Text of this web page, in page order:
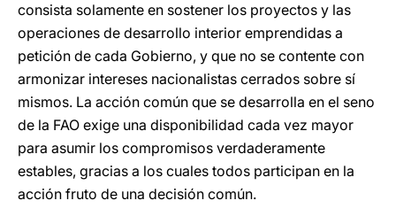
consista solamente en sostener los proyectos y las
operaciones de desarrollo interior emprendidas a
petición de cada Gobierno, y que no se contente con
armonizar intereses nacionalistas cerrados sobre sí
mismos. La acción común que se desarrolla en el seno
de la FAO exige una disponibilidad cada vez mayor
para asumir los compromisos verdaderamente
estables, gracias a los cuales todos participan en la
acción fruto de una decisión común.